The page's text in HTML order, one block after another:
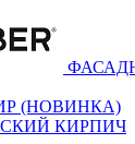
(НОВИНКА)
КИРПИЧ